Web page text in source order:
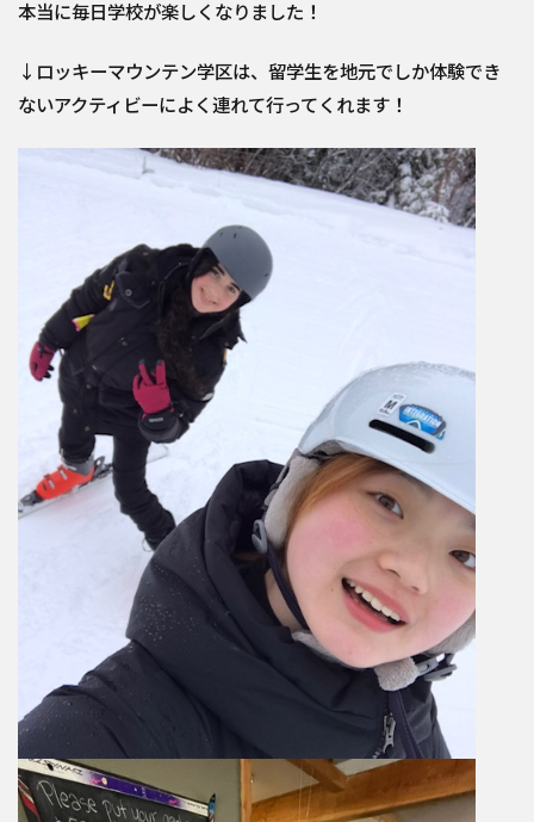
本当に毎日学校が楽しくなりました！
↓ロッキーマウンテン学区は、留学生を地元でしか体験でき
ないアクティビーによく連れて行ってくれます！